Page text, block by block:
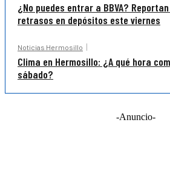
¿No puedes entrar a BBVA?
retrasos en depósitos este viernes
Noticias Hermosillo
Clima en Hermosillo: ¿A qué hora
sábado?
-Anuncio-